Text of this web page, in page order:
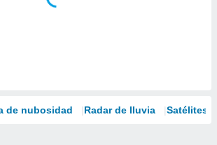
de nubosidad Radar de lluvia Satélites